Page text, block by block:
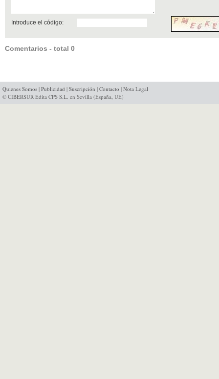
Introduce el código:
Comentarios - total 0
Quienes Somos | Publicidad | Suscripción | Contacto | Nota Legal
© CIBERSUR Edita CPS S.L. en Sevilla (España, UE)